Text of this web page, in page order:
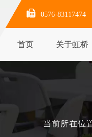
0576-83117474
首页 关于虹桥
当前所在位